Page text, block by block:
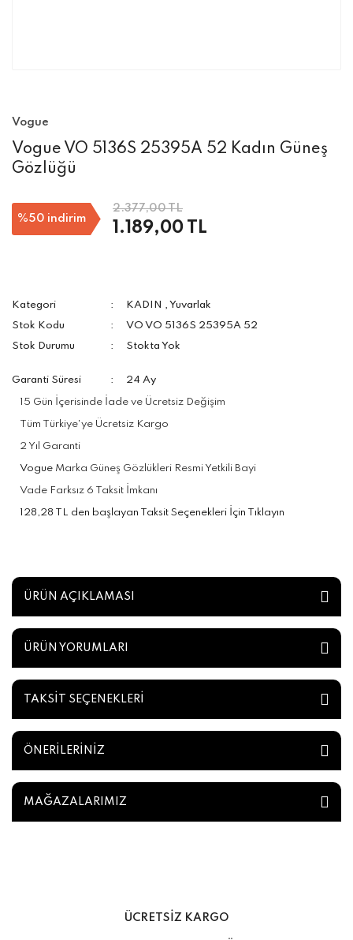
Vogue
Vogue VO 5136S 25395A 52 Kadın Güneş
Gözlüğü
%50 indirim
2.377,00 TL
1.189,00 TL
Kategori KADIN ,Yuvarlak
Stok Kodu
VO VO 5136S 25395A 52
Stok Durumu
Stokta Yok
Garanti Süresi 24 Ay
15 Gün İçerisinde İade ve Ücretsiz Değişim
Tüm Türkiye'ye Ücretsiz Kargo
2 Yıl Garanti
Vogue Marka Güneş Gözlükleri Resmi Yetkili Bayi
Vade Farksız 6 Taksit İmkanı
128,28 TL den başlayan Taksit Seçenekleri İçin Tıklayın
ÜRÜN AÇIKLAMASI
ÜRÜN YORUMLARI
TAKSİT SEÇENEKLERİ
ÖNERİLERİNİZ
MAĞAZALARIMIZ
ÜCRETSİZ KARGO